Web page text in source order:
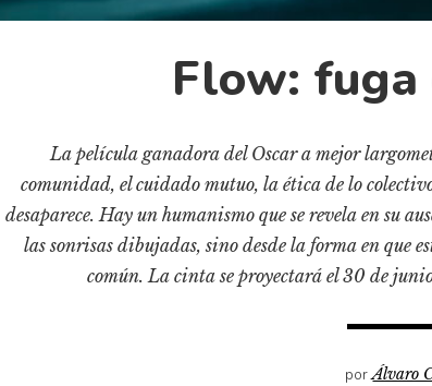
Flow: fuga
La película ganadora del Oscar a mejor
comunidad, el cuidado mutuo, la ética de lo
desaparece. Hay un humanismo que se revela en su
las sonrisas dibujadas, sino desde la forma en que
común. La cinta se proyectará el 30 de
porÁlvaro